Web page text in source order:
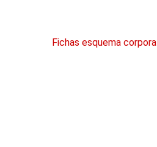
Fichas esquema corporal